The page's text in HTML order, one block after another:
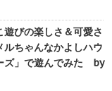
びの楽しさ＆可愛さ
ちゃんなかよしハウ
ズ」で遊んでみた by